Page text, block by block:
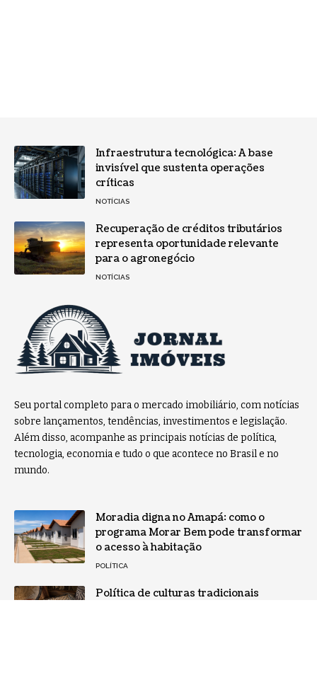
Infraestrutura tecnológica: A base
invisível que sustenta operações
críticas
NOTÍCIAS
Recuperação de créditos tributários
representa oportunidade relevante
para o agronegócio
NOTÍCIAS
Seu portal completo para o mercado imobiliário, com notícias
sobre lançamentos, tendências, investimentos e legislação.
Além disso, acompanhe as principais notícias de política,
tecnologia, economia e tudo o que acontece no Brasil e no
mundo.
Moradia digna no Amapá: como o
programa Morar Bem pode transformar
o acesso à habitação
POLÍTICA
Política de culturas tradicionais